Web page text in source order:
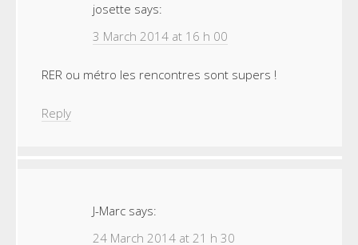
josette says:
3 March 2014 at 16 h 00
RER ou métro les rencontres sont supers !
Reply
J-Marc says:
24 March 2014 at 21 h 30